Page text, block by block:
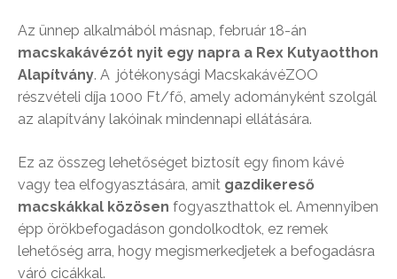
Az ünnep alkalmából másnap, február 18-án
macskakávézót nyit egy napra a Rex Kutyaotthon
Alapítvány. A jótékonysági MacskakávéZOO
részvételi díja 1000 Ft/fő, amely adományként szolgál
az alapítvány lakóinak mindennapi ellátására.
Ez az összeg lehetőséget biztosít egy finom kávé
vagy tea elfogyasztására, amit gazdikereső
macskákkal közösen fogyaszthattok el. Amennyiben
épp örökbefogadáson gondolkodtok, ez remek
lehetőség arra, hogy megismerkedjetek a befogadásra
váró cicákkal.